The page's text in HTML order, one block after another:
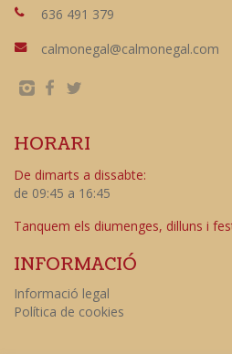
636 491 379
calmonegal@calmonegal.com
HORARI
De dimarts a dissabte:
de 09:45 a 16:45
Tanquem els diumenges, dilluns i
INFORMACIÓ
Informació legal
Política de cookies